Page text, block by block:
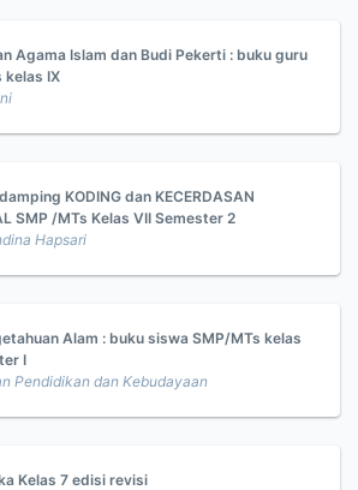
Agama Islam dan Budi Pekerti : buku guru
kelas IX
KODING dan KECERDASAN
SMP /MTs Kelas VII Semester 2
Hapsari
Alam : buku siswa SMP/MTs kelas
I
Pendidikan dan Kebudayaan
Kelas 7 edisi revisi